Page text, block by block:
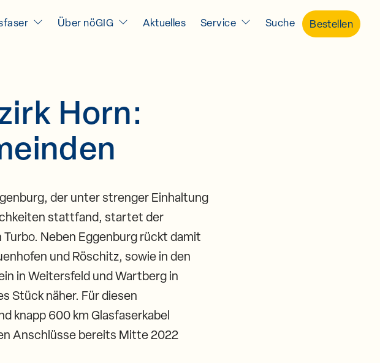
Über nöGIG Aktuelles Service Suche Bestellen
Horn:
der unter strenger Einhaltung
stattfand, startet der
Neben Eggenburg rückt damit
und Röschitz, sowie in den
in Weitersfeld und Wartberg in
Stück näher. Für diesen
knapp 600 km Glasfaserkabel
Anschlüsse bereits Mitte 2022